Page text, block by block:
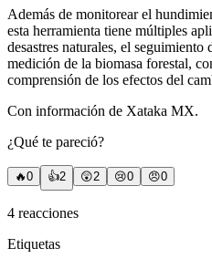
Además de monitorear el
esta herramienta tiene múltiples
desastres naturales, el
medición de la biomasa forestal,
comprensión de los efectos del
Con información de Xataka MX.
¿Qué te pareció?
🔥0 👍2 😲2 😢0 😠0
4 reacciones
Etiquetas